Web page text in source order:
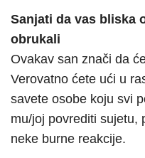
Sanjati da vas bliska
obrukali
Ovakav san znači da
Verovatno ćete ući u
savete osobe koju svi
mu/joj povrediti sujetu,
neke burne reakcije.